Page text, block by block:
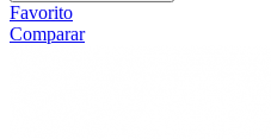
Favorito
Comparar